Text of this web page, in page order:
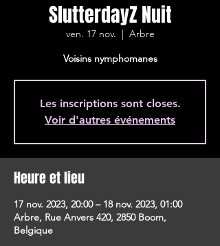
SlutterdayZ Nuit
ven. 17 nov.
  |
Arbre
Voisins nymphomanes
Les inscriptions sont closes.
Voir d'autres événements
Heure et lieu
17 nov. 2023, 20:00 – 18 nov. 2023, 01:00
Arbre, Rue Anvers 420, 2850 Boom,
Belgique